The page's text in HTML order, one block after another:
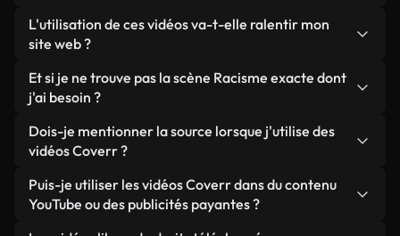
Les deux. Il s'agit d'une bibliothèque hybride
composée de véritables images filmées par des
générées par IA. Chaque vidéo est clairement
identifiée afin que vous sachiez toujours ce que
vous utilisez.
L'utilisation de ces vidéos va-t-elle ralentir mon
site web ?
Sauf si vous choisissez nos versions optimisées.
Nous proposons des formats légers, prêts pour le
ils conservent une qualité élevée tout en
minimisant les temps de chargement et en
améliorant des indicateurs comme le LCP.
Et si je ne trouve pas la scène Racisme exacte dont
j'ai besoin ?
Vous pouvez en créer une instantanément avec
Coverr AI Studio. Il vous suffit de décrire la scène,
Studio générera en quelques secondes une vidéo
personnalisée conforme à nos normes de licence.
Dois-je mentionner la source lorsque j'utilise des
vidéos Coverr ?
Aucune attribution n'est requise. Toutes les vidéos
de notre bibliothèque sont libres de droits et
Puis-je utiliser les vidéos Coverr dans du contenu
YouTube ou des publicités payantes ?
Oui. Toutes les séquences vidéo de Coverr peuvent